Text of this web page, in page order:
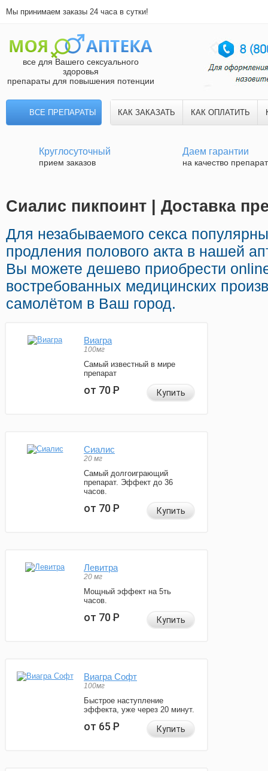
Мы принимаем заказы 24 часа в сутки!
все для Вашего сексуального
здоровья
препараты для повышения потенции
ВСЕ ПРЕПАРАТЫ КАК ЗАКАЗАТЬ КАК ОПЛАТИТЬ
Круглосуточный
прием заказов
Даем гарантии
на качество
Сиалис пикпоинт | Доставка
Для незабываемого секса
продления полового акта в нашей
Вы можете дешево приобрести
востребованных медицинских
самолётом в Ваш город.
Виагра
100мг
Самый известный в мире
препарат
от 70Р Купить
Сиалис
20 мг
Самый долгоиграющий
препарат. Эффект до 36
часов.
от 70Р Купить
Левитра
20 мг
Мощный эффект на 5ть
часов.
от 70Р Купить
Виагра Софт
100мг
Быстрое наступление
эффекта, уже через 20 минут.
от 65Р Купить